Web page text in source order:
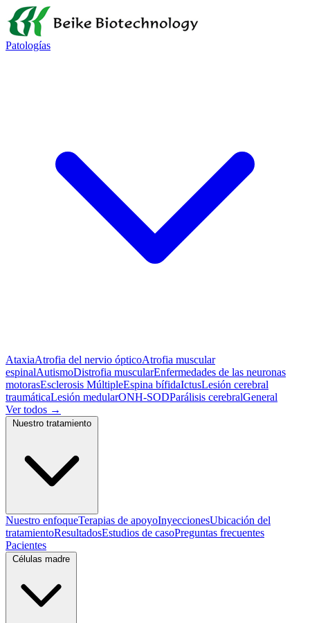
Patologías
AtaxiaAtrofia del nervio ópticoAtrofia muscular
espinalAutismoDistrofia muscularEnfermedades de las neuronas
motorasEsclerosis MúltipleEspina bífidaIctusLesión cerebral
traumáticaLesión medularONH-SODParálisis cerebralGeneral
Ver todos →
Nuestro enfoqueTerapias de apoyoInyeccionesUbicación del
tratamientoResultadosEstudios de casoPreguntas frecuentes
Pacientes